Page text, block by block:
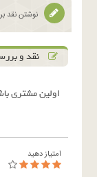
نوشتن نقد
نقد و
اولین مشتری
امتیاز دهید